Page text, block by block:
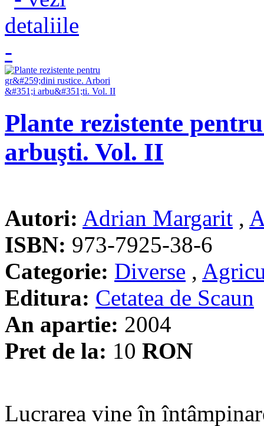
Plante rezistente
arbuşti. Vol. II
Autori: Adrian Margarit ,
ISBN: 973-7925-38-6
Categorie: Diverse ,
Editura: Cetatea de Scaun
An apartie: 2004
Pret de la: 10 RON
Lucrarea vine în